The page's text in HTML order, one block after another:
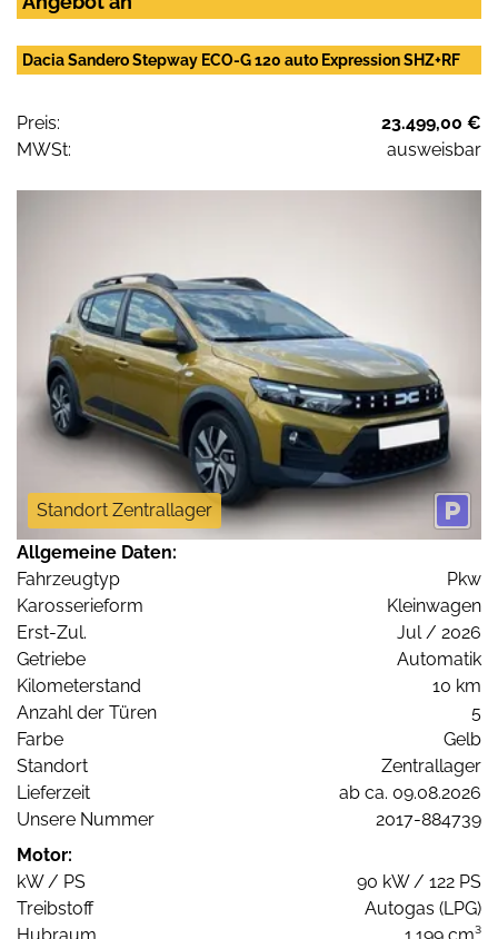
Dacia Sandero Stepway ECO-G 120 auto Expression SHZ+RF
Preis:
23.499,00 €
MWSt:
ausweisbar
Standort Zentrallager
Allgemeine Daten:
Fahrzeugtyp
Pkw
Karosserieform
Kleinwagen
Erst-Zul.
Jul / 2026
Getriebe
Automatik
Kilometerstand
10 km
Anzahl der Türen
5
Farbe
Gelb
Standort
Zentrallager
Lieferzeit
ab ca. 09.08.2026
Unsere Nummer
2017-884739
Motor:
kW / PS
90 kW / 122 PS
Treibstoff
Autogas (LPG)
Hubraum
1.199 cm³